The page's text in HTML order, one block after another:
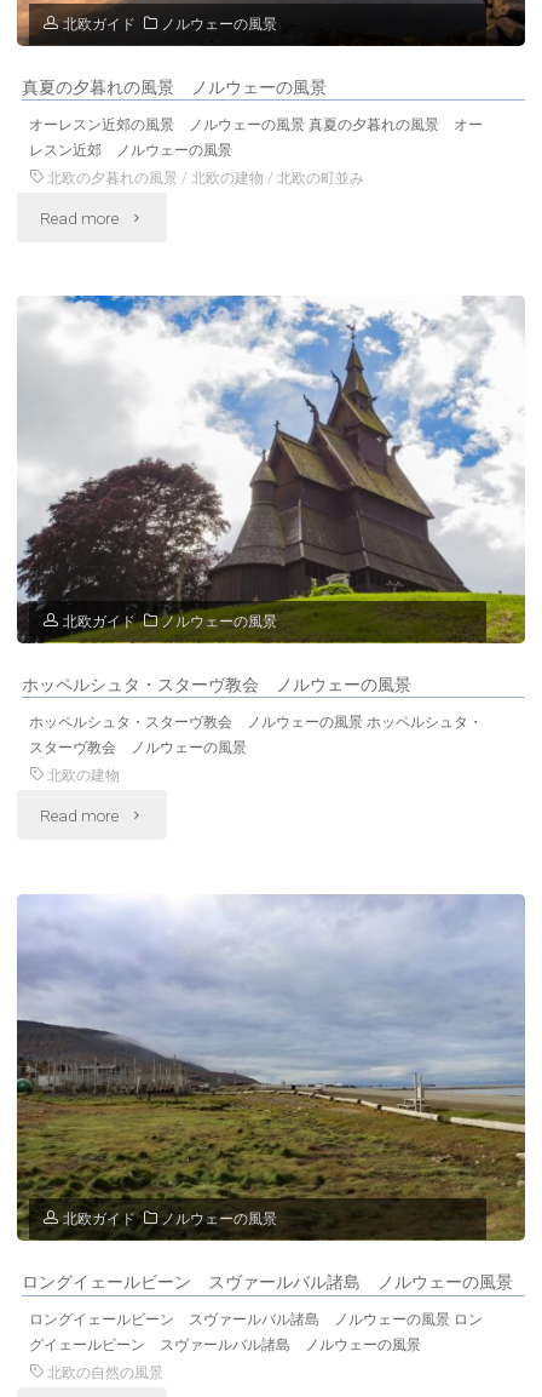
北欧ガイド ノルウェーの風景
真夏の夕暮れの風景 ノルウェーの風景
オーレスン近郊の風景 ノルウェーの風景 真夏の夕暮れの風景 オー
レスン近郊 ノルウェーの風景
北欧の夕暮れの風景 / 北欧の建物 / 北欧の町並み
Read more "真
の
れ
の
風
景
ル
ウ
北欧ガイド ノルウェーの風景
ホッペルシュタ・スターヴ教会 ノルウェーの風景
ホッペルシュタ・スターヴ教会 ノルウェーの風景 ホッペルシュタ・
スターヴ教会 ノルウェーの風景
北欧の建物
Read more "ホ
ペ
ュ
タ・
ス
タ
ヴ
教
北欧ガイド ノルウェーの風景
ロングイェールビーン スヴァールバル諸島 ノルウェーの風景
ロングイェールビーン スヴァールバル諸島 ノルウェーの風景 ロン
グイェールビーン スヴァールバル諸島 ノルウェーの風景
北欧の自然の風景